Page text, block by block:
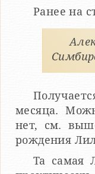
Ранее на
месяца.
нет, см.
рождения
Та самая